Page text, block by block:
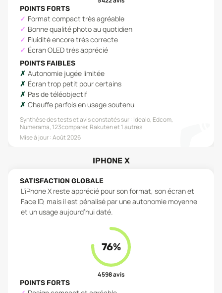
POINTS FORTS
Format compact très agréable
Bonne qualité photo au quotidien
Fluidité encore très correcte
Écran OLED très apprécié
POINTS FAIBLES
Autonomie jugée limitée
Écran trop petit pour certains
Pas de téléobjectif
Chauffe parfois en usage soutenu
Synthèse des tests et avis constatés sur : Idealo, Edcom,
Numerama, 123comparer, Rakutenet 1 autres
Mise à jour :Août 2026
IPHONE X
SATISFACTION GLOBALE
L’iPhone X reste apprécié pour son format, son écran et
Face ID, mais il est pénalisé par une autonomie moyenne
et un usage aujourd’hui daté.
76%
4 598avis
POINTS FORTS